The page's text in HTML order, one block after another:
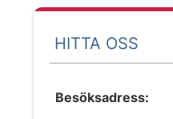
HITTA OSS
Besöksadress: